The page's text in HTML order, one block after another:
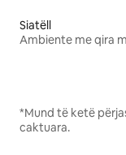
Siatëll
Ambiente me qira
*Mund të ketë
caktuara.